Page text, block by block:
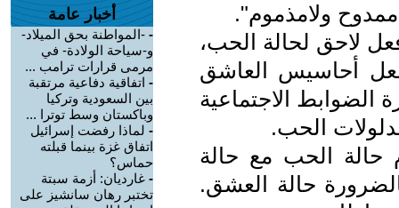
ولامذموم".
لاحق لحالة الحب،
أحاسيس العاشق
الضوابط الاجتماعية
الحب.
حالة الحب مع حالة
حالة العشق.
أخبار عامة
- -المواطنة بحق الميلاد-
و-سياحة الولادة- في
مرمى قرارات ترامب ...
- اتفاقية دفاعية مرتقبة
بين السعودية وتركيا
وباكستان وسط توترا ...
- لماذا رفضت إسرائيل
اتفاق غزة بينما قبلته
حماس؟
- غارديان: أزمة سبتة
تختبر رهان سانشيز على